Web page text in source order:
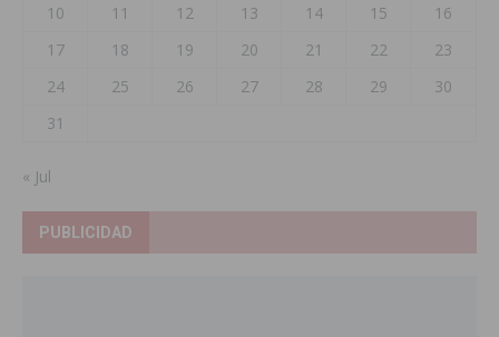
10
11 12 13 14 15
16
17
18 19 20 21 22
23
24
25 26 27 28 29
30
31
« Jul
PUBLICIDAD